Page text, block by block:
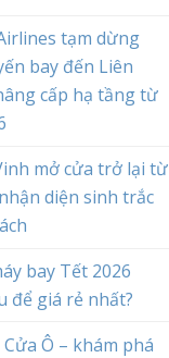
tạm dừng
bay đến Liên
cấp hạ tầng từ
mở cửa trở lại từ
diện sinh trắc
bay Tết 2026
để giá rẻ nhất?
Ô – khám phá